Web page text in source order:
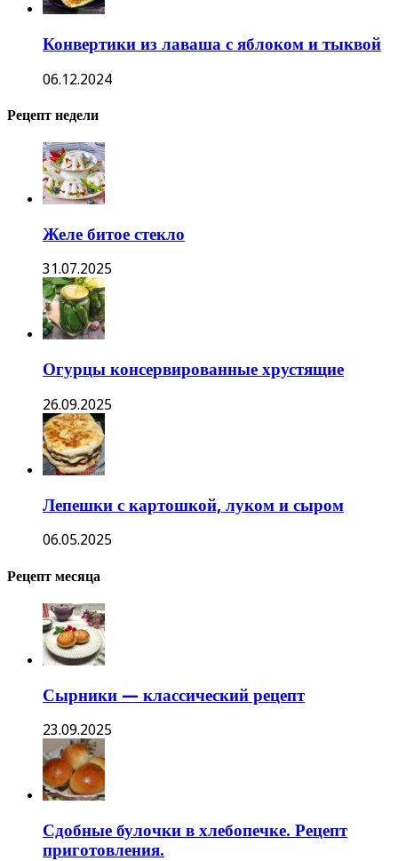
Конвертики из лаваша с яблоком и тыквой
06.12.2024
Рецепт недели
Желе битое стекло
31.07.2025
Огурцы консервированные хрустящие
26.09.2025
Лепешки с картошкой, луком и сыром
06.05.2025
Рецепт месяца
Сырники — классический рецепт
23.09.2025
Сдобные булочки в хлебопечке. Рецепт
приготовления.